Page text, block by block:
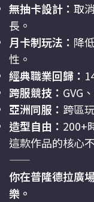
無抽卡設計： 取
長。
月卡制玩法： 降
性。
經典職業回歸：
跨服競技： GVG
亞洲同服： 跨區
造型自由： 200+
這款作品的核心
——
你在普隆德拉廣
樂。